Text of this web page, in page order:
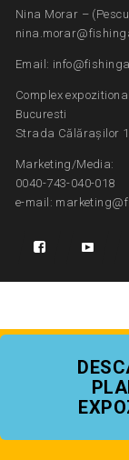
Nina Morar –
Email:
Complex
Bucuresti
Strada Călărașilor
Marketing/Media:
0040-743-040-018
e-mail: